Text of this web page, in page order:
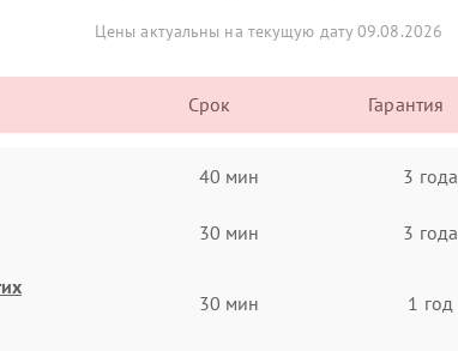
Цены актуальны на текущую дату 09.08.2026
Срок Гарантия
40 мин 3 года
30 мин 3 года
30 мин 1 год